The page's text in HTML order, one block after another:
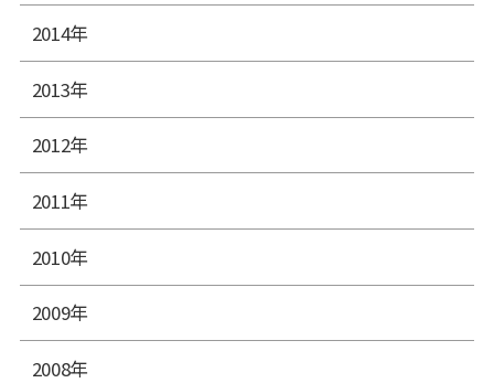
2014年
2013年
2012年
2011年
2010年
2009年
2008年